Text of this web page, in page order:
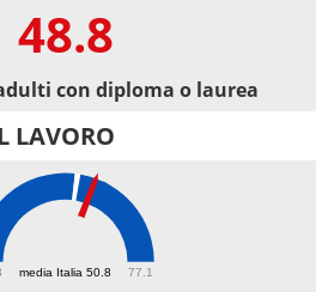
48.8
con diploma o laurea
LAVORO
media Italia 50.8 77.1